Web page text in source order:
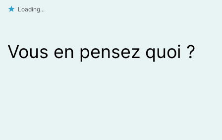
Loading...
Vous en pensez quoi ?